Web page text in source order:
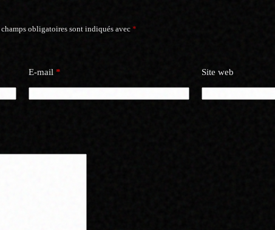
champs obligatoires sont indiqués avec *
E-mail * Site web